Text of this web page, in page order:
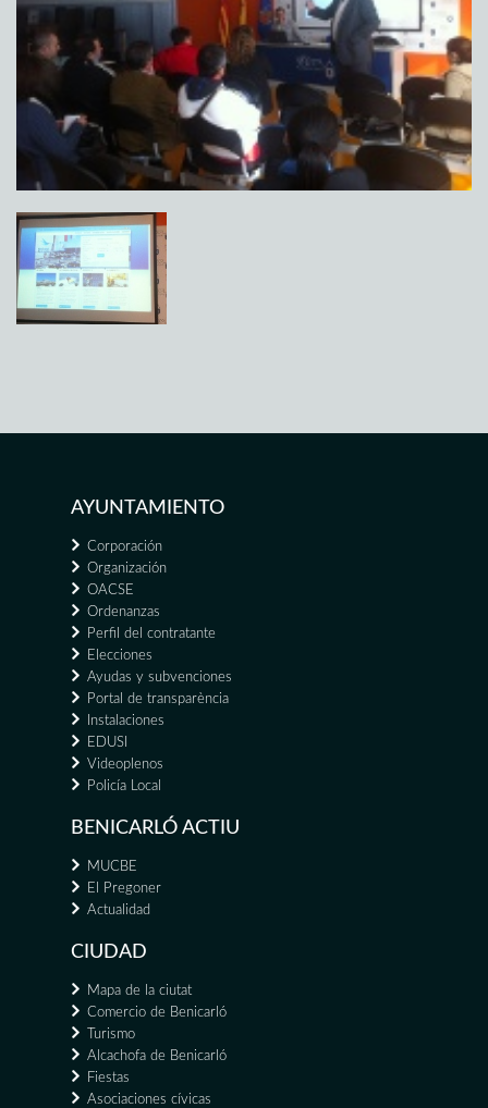
AYUNTAMIENTO
Corporación
Organización
OACSE
Ordenanzas
Perfil del contratante
Elecciones
Ayudas y subvenciones
Portal de transparència
Instalaciones
EDUSI
Videoplenos
Policía Local
BENICARLÓ ACTIU
MUCBE
El Pregoner
Actualidad
CIUDAD
Mapa de la ciutat
Comercio de Benicarló
Turismo
Alcachofa de Benicarló
Fiestas
Asociaciones cívicas